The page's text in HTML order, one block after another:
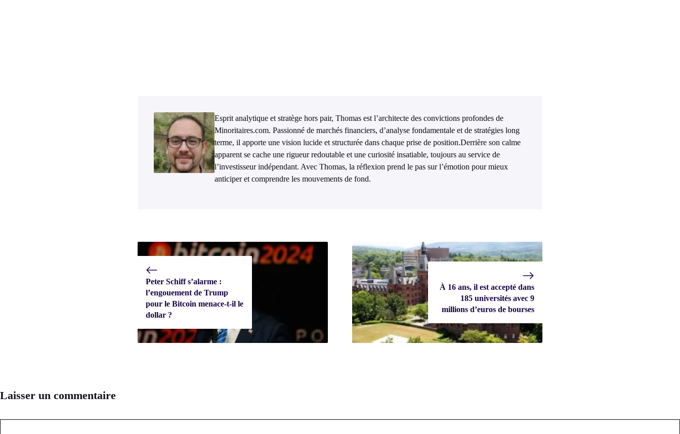
Esprit analytique et stratège hors pair, Thomas est l’architecte des convictions profondes de
Minoritaires.com. Passionné de marchés financiers, d’analyse fondamentale et de stratégies long
terme, il apporte une vision lucide et structurée dans chaque prise de position.Derrière son calme
apparent se cache une rigueur redoutable et une curiosité insatiable, toujours au service de
l’investisseur indépendant. Avec Thomas, la réflexion prend le pas sur l’émotion pour mieux
anticiper et comprendre les mouvements de fond.
Peter Schiff s’alarme :
l’engouement de Trump
pour le Bitcoin menace-t-il le
dollar ?
À 16 ans, il est accepté dans
185 universités avec 9
millions d’euros de bourses
Laisser un commentaire